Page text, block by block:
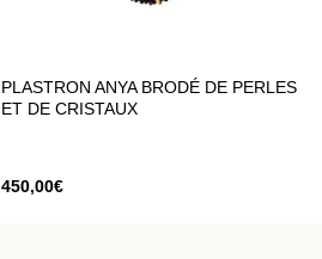
PLASTRON ANYA BRODÉ DE PERLES
ET DE CRISTAUX
450,00€